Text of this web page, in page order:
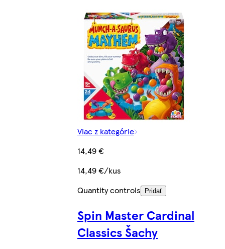
Viac z kategórie
14,49 €
14,49 €/kus
Quantity controls
Pridať
Spin Master Cardinal
Classics Šachy